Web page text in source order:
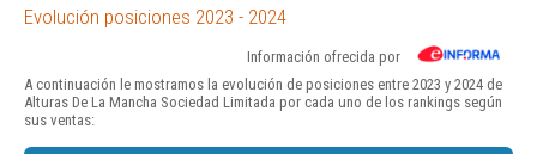
Evolución posiciones 2023 - 2024
Información ofrecida por
A continuación le mostramos la evolución de posiciones entre 2023 y 2024 de
Alturas De La Mancha Sociedad Limitada por cada uno de los rankings según
sus ventas: